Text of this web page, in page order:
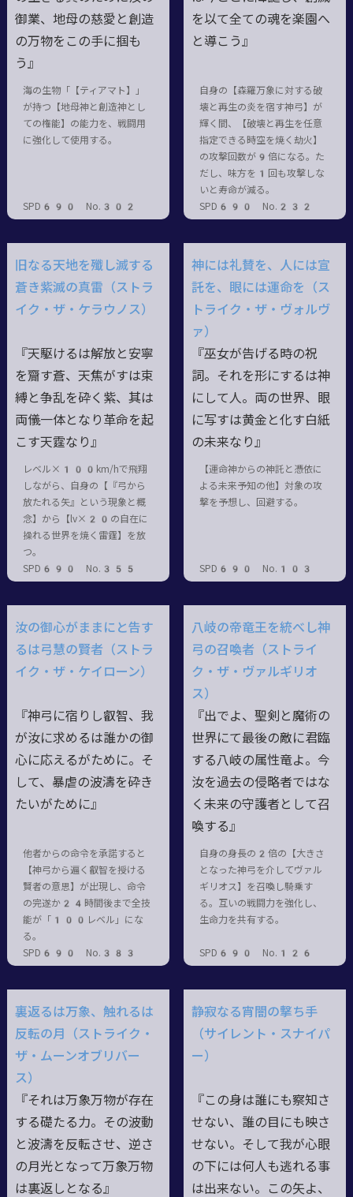
御業、地母の慈愛と創造
の万物をこの手に掴も
う』
海の生物「【ティアマト】」
が持つ【地母神と創造神とし
ての権能】の能力を、戦闘用
に強化して使用する。
SPD690 No.302
を以て全ての魂を楽園へ
と導こう』
自身の【森羅万象に対する破
壊と再生の炎を宿す神弓】が
輝く間、【破壊と再生を任意
指定できる時空を焼く劫火】
の攻撃回数が9倍になる。た
だし、味方を1回も攻撃しな
いと寿命が減る。
SPD690 No.232
旧なる天地を殲し滅する
蒼き紫滅の真雷（ストラ
イク・ザ・ケラウノス）
『天駆けるは解放と安寧
を齎す蒼、天焦がすは束
縛と争乱を砕く紫、其は
両儀一体となり革命を起
こす天霆なり』
レベル×100km/hで飛翔
しながら、自身の【『弓から
放たれる矢』という現象と概
念】から【lv×20の自在に
操れる世界を焼く雷霆】を放
つ。
SPD690 No.355
神には礼賛を、人には宣
託を、眼には運命を（ス
トライク・ザ・ヴォルヴ
ァ）
『巫女が告げる時の祝
詞。それを形にするは神
にして人。両の世界、眼
に写すは黄金と化す白紙
の未来なり』
【運命神からの神託と憑依に
よる未来予知の他】対象の攻
撃を予想し、回避する。
SPD690 No.103
汝の御心がままにと告す
るは弓慧の賢者（ストラ
イク・ザ・ケイローン）
『神弓に宿りし叡智、我
が汝に求めるは誰かの御
心に応えるがために。そ
して、暴虐の波濤を砕き
たいがために』
他者からの命令を承諾すると
【神弓から遍く叡智を授ける
賢者の意思】が出現し、命令
の完遂か24時間後まで全技
能が「100レベル」にな
る。
SPD690 No.383
八岐の帝竜王を統べし神
弓の召喚者（ストライ
ク・ザ・ヴァルギリオ
ス）
『出でよ、聖剣と魔術の
世界にて最後の敵に君臨
する八岐の属性竜よ。今
汝を過去の侵略者ではな
く未来の守護者として召
喚する』
自身の身長の2倍の【大きさ
となった神弓を介してヴァル
ギリオス】を召喚し騎乗す
る。互いの戦闘力を強化し、
生命力を共有する。
SPD690 No.126
裏返るは万象、触れるは
反転の月（ストライク・
ザ・ムーンオブリバー
ス）
『それは万象万物が存在
する礎たる力。その波動
と波濤を反転させ、逆さ
の月光となって万象万物
は裏返しとなる』
静寂なる宵闇の撃ち手
（サイレント・スナイパ
ー）
『この身は誰にも察知さ
せない、誰の目にも映さ
せない。そして我が心眼
の下には何人も逃れる事
は出来ない。この矢よ、